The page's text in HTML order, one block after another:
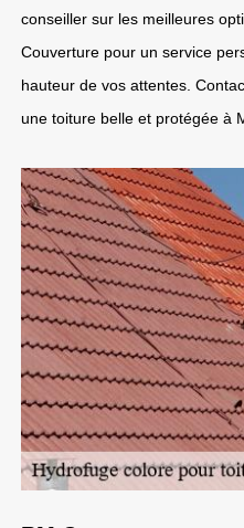
conseiller sur les meilleures
Couverture pour un service
hauteur de vos attentes.
une toiture belle et protégée à